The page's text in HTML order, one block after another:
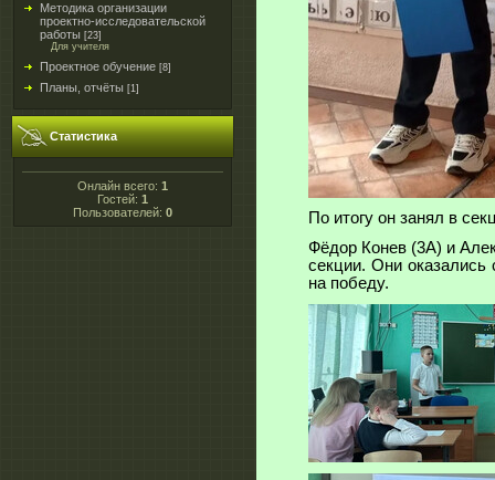
Методика организации
проектно-исследовательской
работы [23]
Для учителя
Проектное обучение [8]
Планы, отчёты [1]
Статистика
Онлайн всего: 1
Гостей: 1
Пользователей: 0
По итогу он занял в
Фёдор Конев (3А) и
секции. Они оказались
на победу.